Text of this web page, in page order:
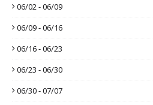
06/02 - 06/09
06/09 - 06/16
06/16 - 06/23
06/23 - 06/30
06/30 - 07/07